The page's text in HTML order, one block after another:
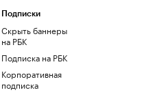
Подписки
Скрыть баннеры
на РБК
Подписка на РБК
Корпоративная
подписка